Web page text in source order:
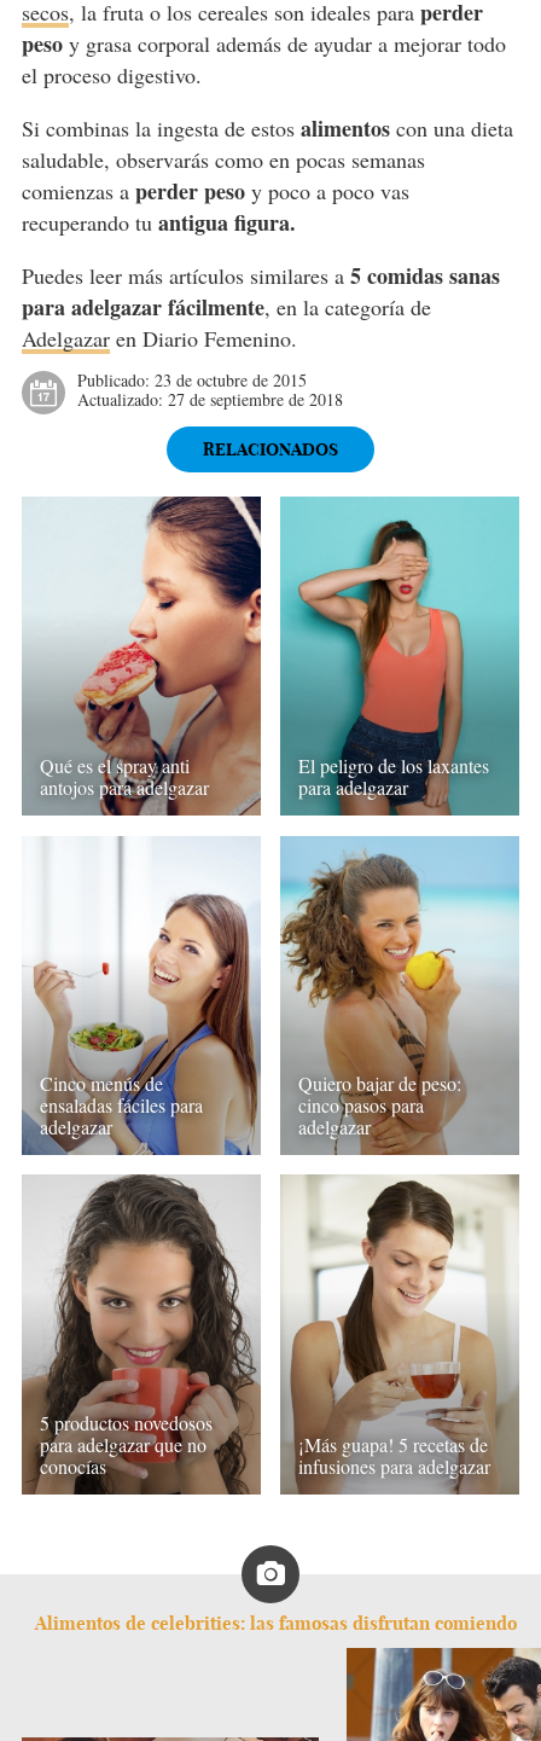
secos, la fruta o los cereales son ideales paraperder
pesoy grasa corporal además de ayudar a mejorar todo
el proceso digestivo.
Si combinas la ingesta de estosalimentoscon una dieta
saludable, observarás como en pocas semanas
comienzas a perder pesoy poco a poco vas
recuperando tu antigua figura.
Puedes leer más artículos similares a 5 comidas sanas
para adelgazar fácilmente, en la categoría de
Adelgazaren Diario Femenino.
Publicado: 23 de octubre de 2015
Actualizado: 27 de septiembre de 2018
RELACIONADOS
Qué es el spray anti
antojos para adelgazar
El peligro de los laxantes
para adelgazar
Cinco menús de
ensaladas fáciles para
adelgazar
Quiero bajar de peso:
cinco pasos para
adelgazar
5 productos novedosos
para adelgazar que no
conocías
¡Más guapa! 5 recetas de
infusiones para adelgazar
Alimentos de celebrities: las famosas disfrutan comiendo